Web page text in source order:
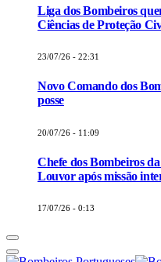
Liga dos Bombeiros
Ciências de Proteção
23/07/26 - 22:31
Novo Comando dos
posse
20/07/26 - 11:09
Chefe dos Bombeiros
Louvor após missão
17/07/26 - 0:13